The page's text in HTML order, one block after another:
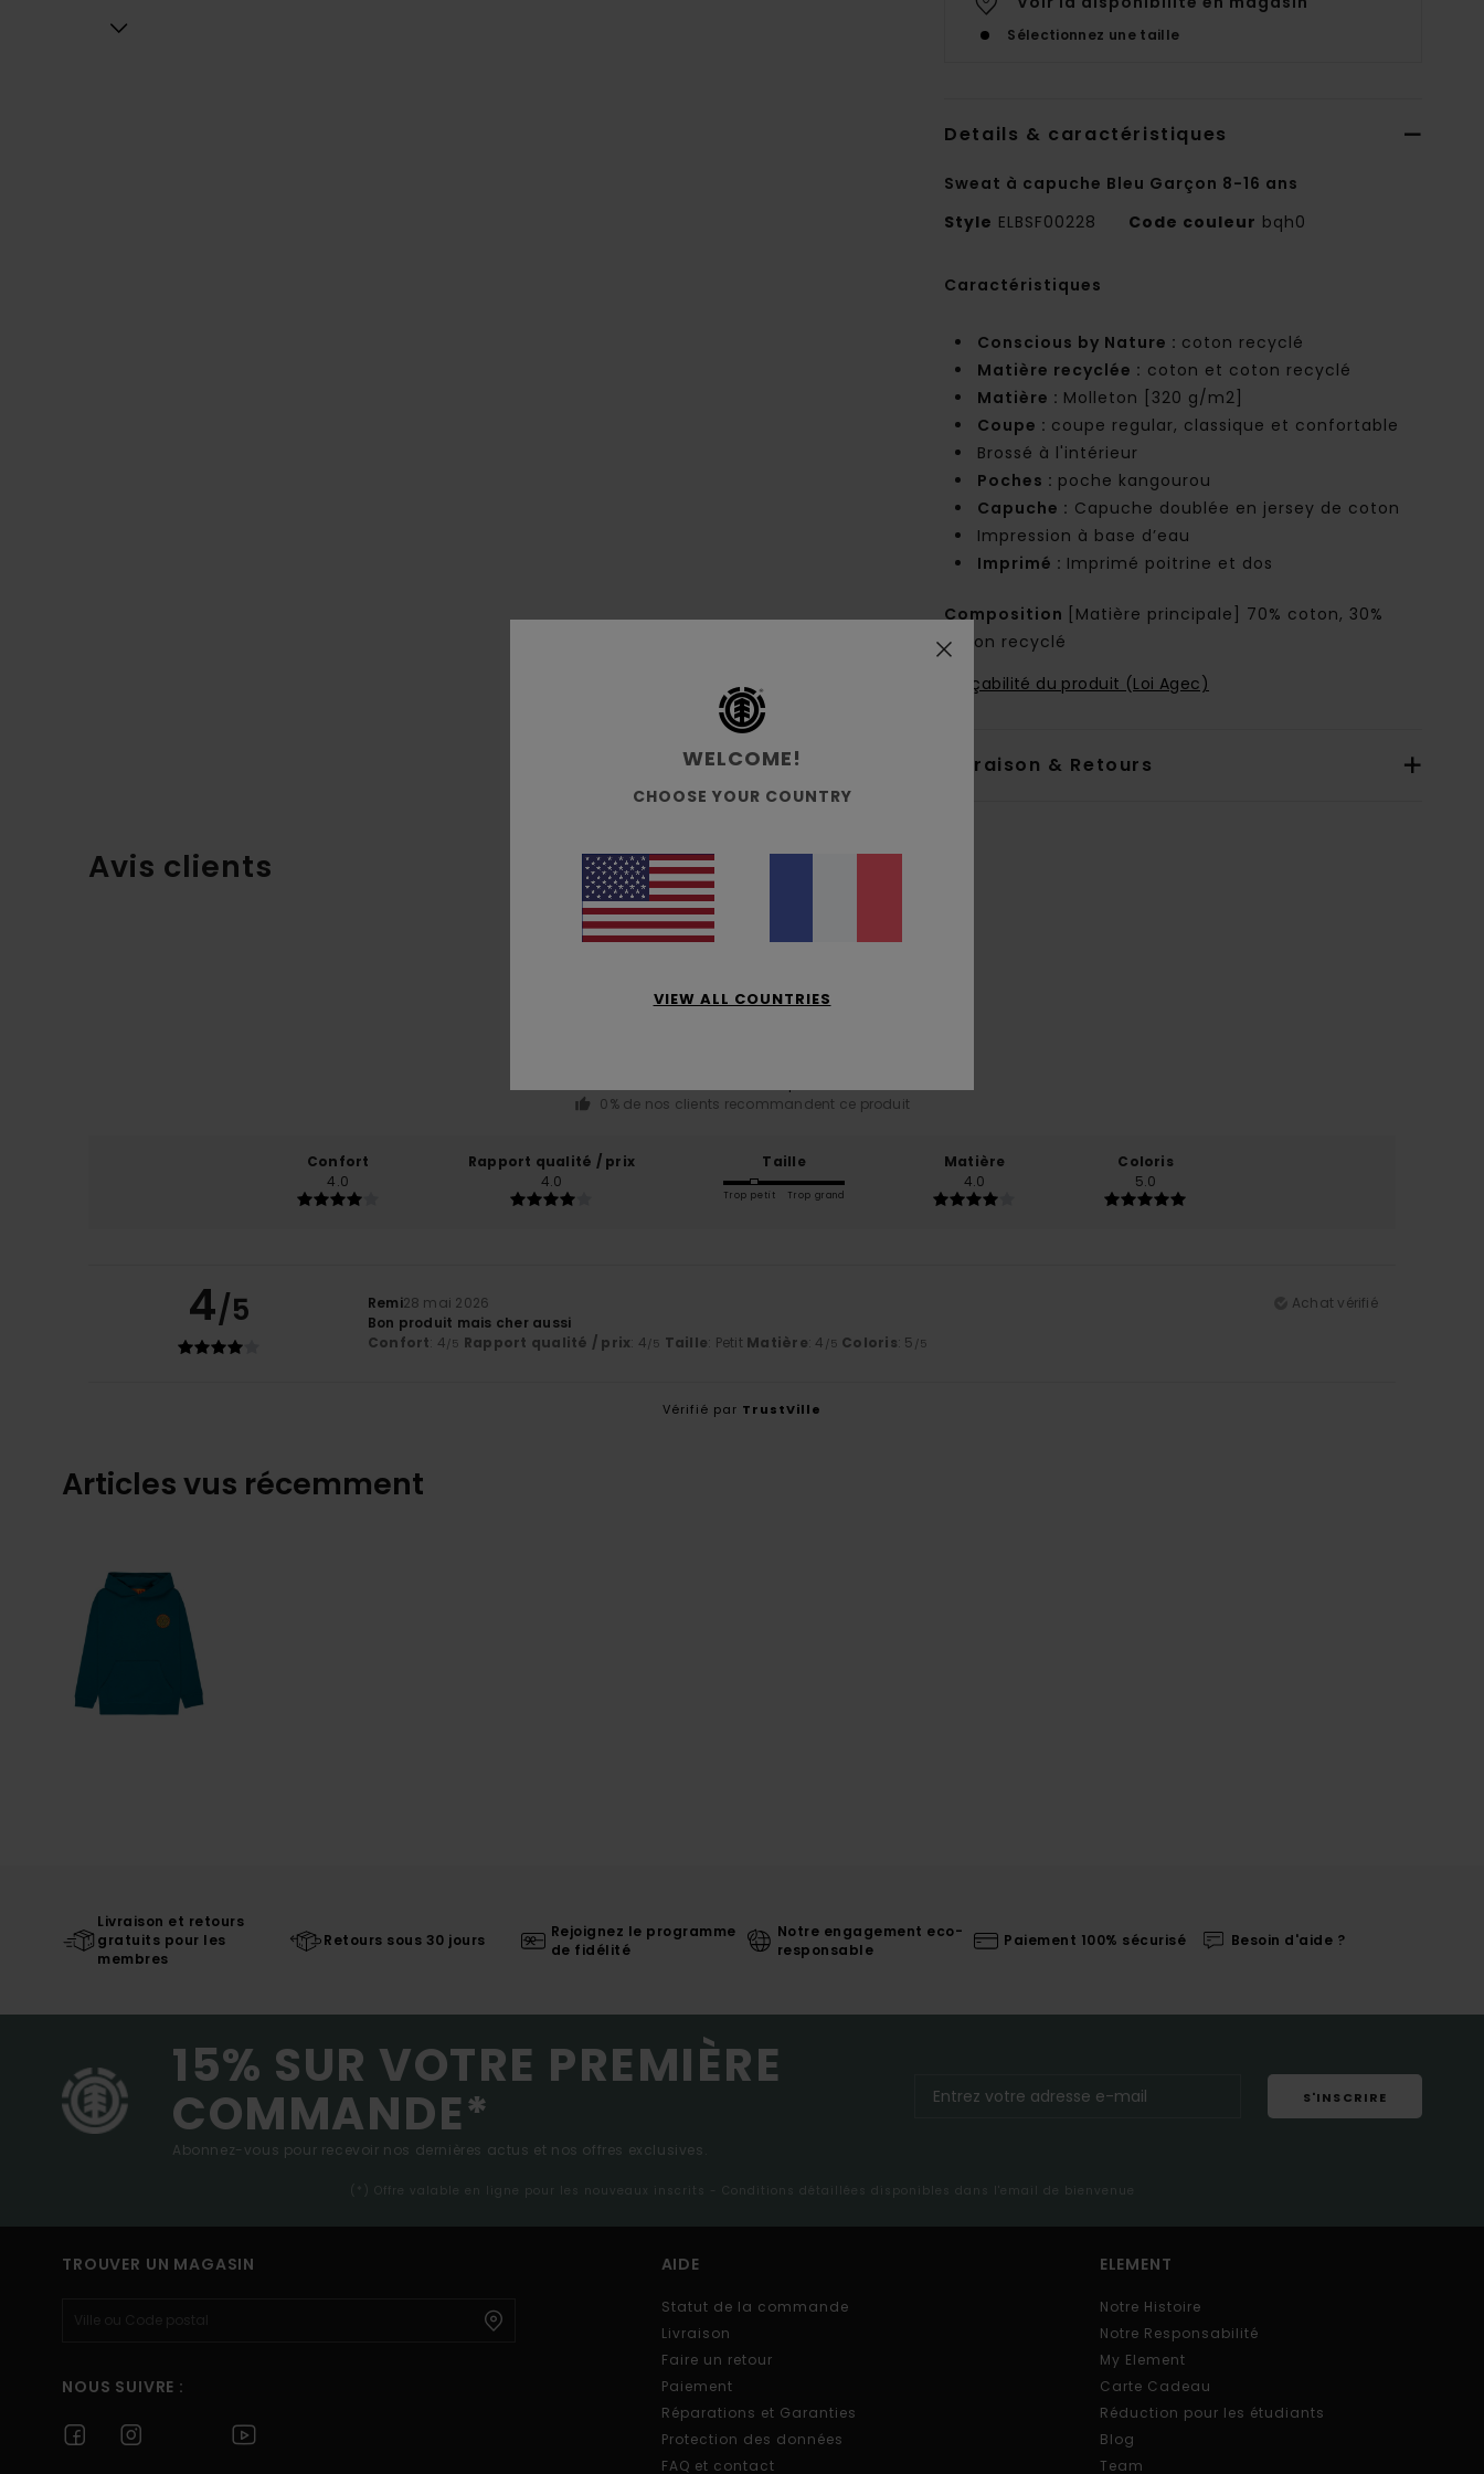
Sélectionnez une taille
Details & caractéristiques
Sweat à capuche Bleu Garçon 8-16 ans
Style ELBSF00228 Code couleur bqh0
Caractéristiques
Conscious by Nature : coton recyclé
Matière recyclée : coton et coton recyclé
Matière : Molleton [320 g/m2]
Coupe : coupe regular, classique et confortable
Brossé à l'intérieur
Poches : poche kangourou
Capuche : Capuche doublée en jersey de coton
Impression à base d’eau
Imprimé : Imprimé poitrine et dos
Composition
[Matière principale] 70% coton, 30%
coton recyclé
Traçabilité du produit (Loi Agec)
Livraison & Retours
Avis clients
4.0
0% de nos clients recommandent ce produit
Confort
4.0
Rapport qualité / prix
4.0
Taille
Trop petit Trop grand
Matière
4.0
Coloris
5.0
4/5 Remi28 mai 2026
Achat vérifié
Bon produit mais cher aussi
Confort: 4/5 Rapport qualité / prix: 4/5 Taille: Petit Matière: 4 /5 Coloris: 5 /5
Vérifié par TrustVille
Articles vus récemment
Livraison et retours
gratuits pour les
membres
Retours sous 30 jours
Rejoignez le programme
de fidélité
Notre engagement eco-
responsable
Paiement 100% sécurisé Besoin d'aide ?
15% SUR VOTRE PREMIÈRE
COMMANDE*
Abonnez-vous pour recevoir nos dernières actus et nos offres exclusives.
S'INSCRIRE
(*) Offre valable en ligne pour les nouveaux inscrits - Conditions détaillées disponibles dans l'email de bienvenue
TROUVER UN MAGASIN
NOUS SUIVRE :
AIDE
Statut de la commande
Livraison
Faire un retour
Paiement
Réparations et Garanties
Protection des données
FAQ et contact
ELEMENT
Notre Histoire
Notre Responsabilité
My Element
Carte Cadeau
Réduction pour les étudiants
Blog
Team
WELCOME!
CHOOSE YOUR COUNTRY
VIEW ALL COUNTRIES